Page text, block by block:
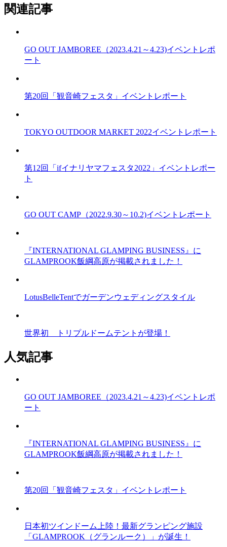
関連記事
GO OUT JAMBOREE（2023.4.21～4.23)イベントレポ
ート
第20回「観音崎フェスタ」イベントレポート
TOKYO OUTDOOR MARKET 2022イベントレポート
第12回「ifイナリヤマフェスタ2022」イベントレポー
ト
GO OUT CAMP（2022.9.30～10.2)イベントレポート
『INTERNATIONAL GLAMPING BUSINESS』に
GLAMPROOK飯綱高原が掲載されました！
LotusBelleTentでガーデンウェディングスタイル
世界初 トリプルドームテントが登場！
人気記事
GO OUT JAMBOREE（2023.4.21～4.23)イベントレポ
ート
『INTERNATIONAL GLAMPING BUSINESS』に
GLAMPROOK飯綱高原が掲載されました！
第20回「観音崎フェスタ」イベントレポート
日本初ツインドーム上陸！最新グランピング施設
「GLAMPROOK（グランルーク）」が誕生！